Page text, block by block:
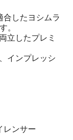
合したヨシムラ
。
立したプレミ
インプレッシ
レンサー